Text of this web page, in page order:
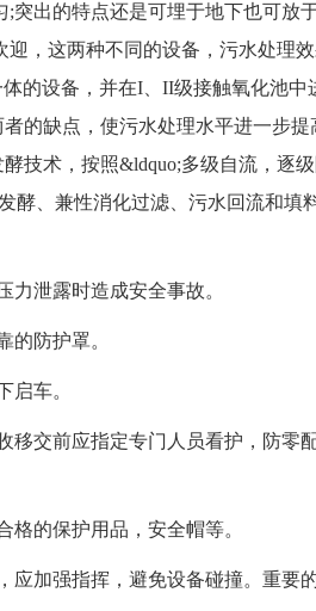
突出的特点还是可埋于地下也可放
，这两种不同的设备，污水处理
的设备，并在I、II级接触氧化池
的缺点，使污水处理水平进一步
技术，按照&ldquo;多级自流，逐
酵、兼性消化过滤、污水回流和
泄露时造成安全事故。
防护罩。
车。
交前应指定专门人员看护，防零
的保护用品，安全帽等。
强指挥，避免设备碰撞。重要的